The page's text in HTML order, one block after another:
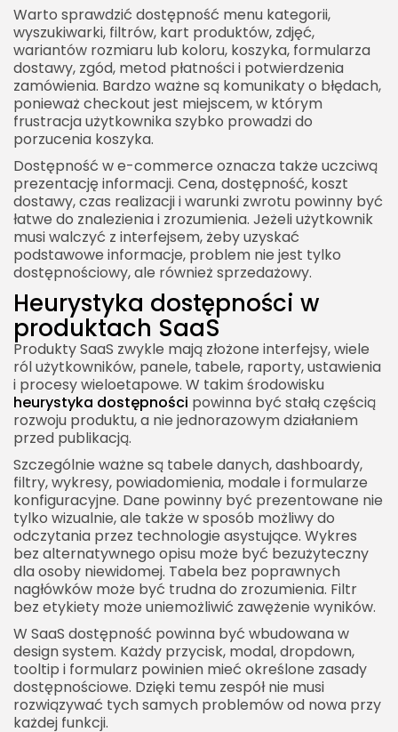
Warto sprawdzić dostępność menu kategorii,
wyszukiwarki, filtrów, kart produktów, zdjęć,
wariantów rozmiaru lub koloru, koszyka, formularza
dostawy, zgód, metod płatności i potwierdzenia
zamówienia. Bardzo ważne są komunikaty o błędach,
ponieważ checkout jest miejscem, w którym
frustracja użytkownika szybko prowadzi do
porzucenia koszyka.
Dostępność w e-commerce oznacza także uczciwą
prezentację informacji. Cena, dostępność, koszt
dostawy, czas realizacji i warunki zwrotu powinny być
łatwe do znalezienia i zrozumienia. Jeżeli użytkownik
musi walczyć z interfejsem, żeby uzyskać
podstawowe informacje, problem nie jest tylko
dostępnościowy, ale również sprzedażowy.
Heurystyka dostępności w
produktach SaaS
Produkty SaaS zwykle mają złożone interfejsy, wiele
ról użytkowników, panele, tabele, raporty, ustawienia
i procesy wieloetapowe. W takim środowisku
heurystyka dostępności powinna być stałą częścią
rozwoju produktu, a nie jednorazowym działaniem
przed publikacją.
Szczególnie ważne są tabele danych, dashboardy,
filtry, wykresy, powiadomienia, modale i formularze
konfiguracyjne. Dane powinny być prezentowane nie
tylko wizualnie, ale także w sposób możliwy do
odczytania przez technologie asystujące. Wykres
bez alternatywnego opisu może być bezużyteczny
dla osoby niewidomej. Tabela bez poprawnych
nagłówków może być trudna do zrozumienia. Filtr
bez etykiety może uniemożliwić zawężenie wyników.
W SaaS dostępność powinna być wbudowana w
design system. Każdy przycisk, modal, dropdown,
tooltip i formularz powinien mieć określone zasady
dostępnościowe. Dzięki temu zespół nie musi
rozwiązywać tych samych problemów od nowa przy
każdej funkcji.